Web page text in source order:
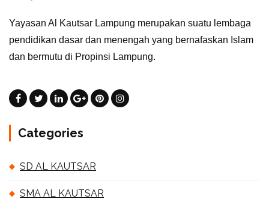
Yayasan Al Kautsar Lampung merupakan suatu lembaga
pendidikan dasar dan menengah yang bernafaskan Islam
dan bermutu di Propinsi Lampung.
Categories
SD AL KAUTSAR
SMA AL KAUTSAR